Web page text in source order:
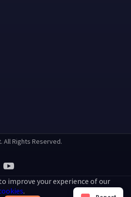
All Rights Reserved.
YouTube
improve your experience of our
.